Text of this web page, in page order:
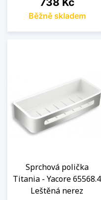
Běžně skladem
Sprchová polička
Titania - Yacore 65568.4
Leštěná nerez